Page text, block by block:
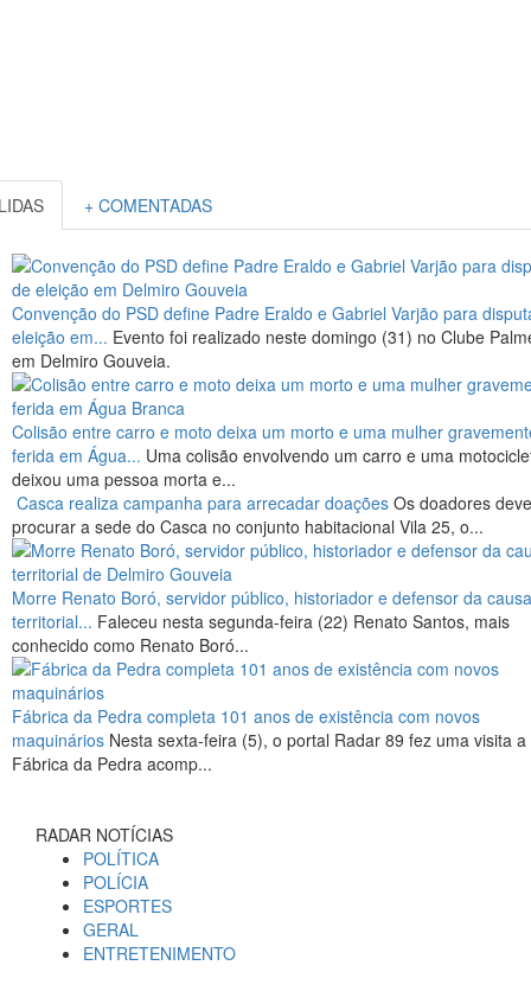
+ COMENTADAS
Convenção do PSD define Padre Eraldo e Gabriel Varjão para
eleição em... Evento foi realizado neste domingo (31) no Clube
em Delmiro Gouveia.
Colisão entre carro e moto deixa um morto e uma mulher
ferida em Água... Uma colisão envolvendo um carro e uma
deixou uma pessoa morta e...
Casca realiza campanha para arrecadar doações Os doadores
procurar a sede do Casca no conjunto habitacional Vila 25, o...
Morre Renato Boró, servidor público, historiador e defensor da causa
territorial... Faleceu nesta segunda-feira (22) Renato Santos, mais
conhecido como Renato Boró...
Fábrica da Pedra completa 101 anos de existência com novos
maquinários Nesta sexta-feira (5), o portal Radar 89 fez uma visita a
Fábrica da Pedra acomp...
RADAR NOTÍCIAS
POLÍTICA
POLÍCIA
ESPORTES
GERAL
ENTRETENIMENTO